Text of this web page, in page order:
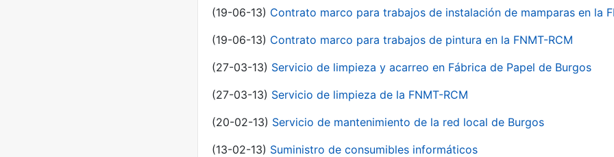
(19-06-13) Contrato marco para trabajos de instalación de mamparas en la
(19-06-13) Contrato marco para trabajos de pintura en la FNMT-RCM
(27-03-13) Servicio de limpieza y acarreo en Fábrica de Papel de Burgos
(27-03-13) Servicio de limpieza de la FNMT-RCM
(20-02-13) Servicio de mantenimiento de la red local de Burgos
(13-02-13) Suministro de consumibles informáticos